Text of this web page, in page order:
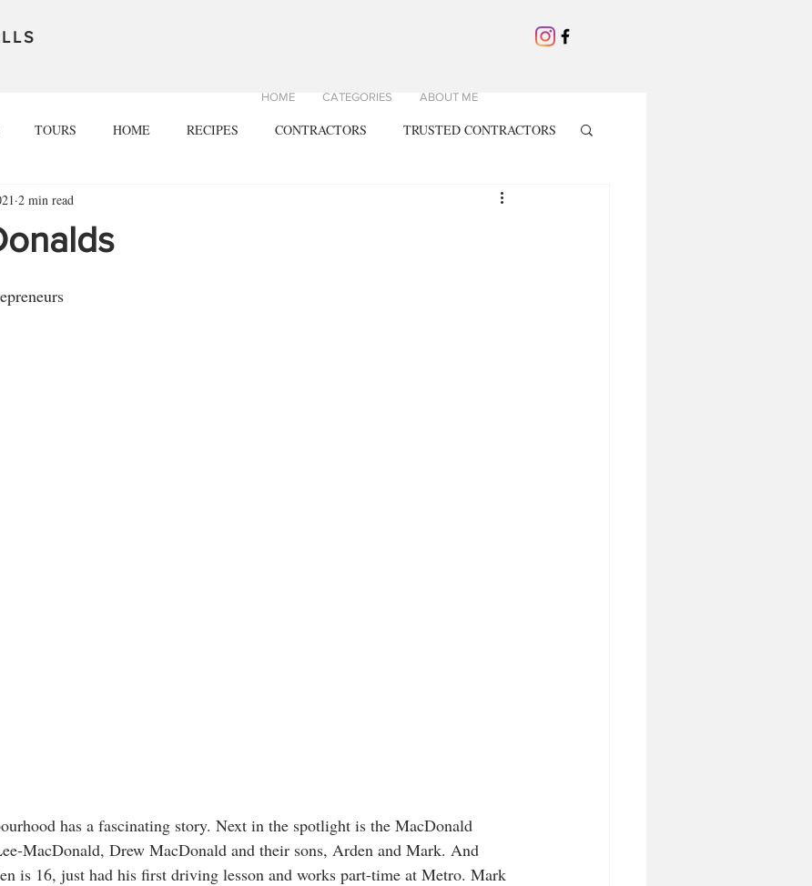
TOURS HOME RECIPES CONTRACTORS TRUSTED CONTRACTORS
2 min read
has a fascinating story. Next in the spotlight is the MacDonald
MacDonald, Drew MacDonald and their sons, Arden and Mark. And
is 16, just had his first driving lesson and works part-time at Metro. Mark
HOME CATEGORIES ABOUT ME